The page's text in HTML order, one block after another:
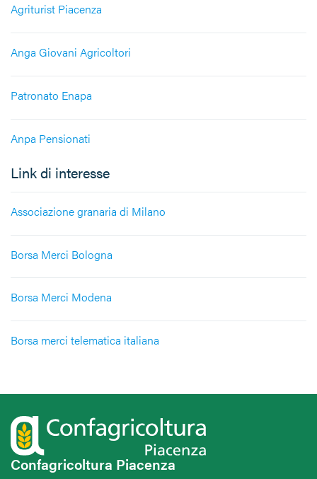
Agriturist Piacenza
Anga Giovani Agricoltori
Patronato Enapa
Anpa Pensionati
Link di interesse
Associazione granaria di Milano
Borsa Merci Bologna
Borsa Merci Modena
Borsa merci telematica italiana
Confagricoltura Piacenza